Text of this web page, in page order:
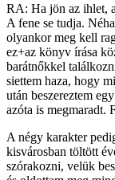
RA: Ha jön az ihlet,
A fene se tudja.
olyankor meg kell
ez+az könyv írása
barátnőkkel
siettem haza, hogy
után beszereztem
azóta is megmaradt.
A négy karakter
kisvárosban töltött
szórakozni, velük